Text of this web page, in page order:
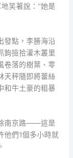
笑著說：“她是
發點，李勝海沿
鉤撿拾灌木叢里
卷落的樹葉、零
天秤隨即將蕾絲
和牛土豪的粗暴
南京路——這是
他們1個多小時就